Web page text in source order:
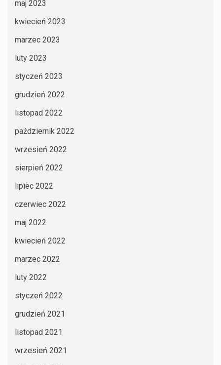
maj 2023
kwiecień 2023
marzec 2023
luty 2023
styczeń 2023
grudzień 2022
listopad 2022
październik 2022
wrzesień 2022
sierpień 2022
lipiec 2022
czerwiec 2022
maj 2022
kwiecień 2022
marzec 2022
luty 2022
styczeń 2022
grudzień 2021
listopad 2021
wrzesień 2021